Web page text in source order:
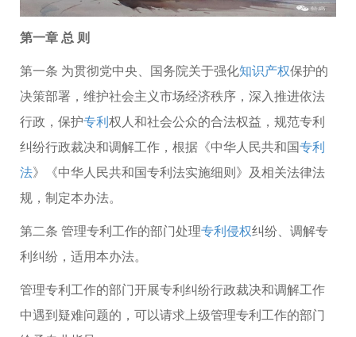
第一章 总 则
第一条 为贯彻党中央、国务院关于强化知识产权保护的
决策部署，维护社会主义市场经济秩序，深入推进依法
行政，保护专利权人和社会公众的合法权益，规范专利
纠纷行政裁决和调解工作，根据《中华人民共和国专利
法》《中华人民共和国专利法实施细则》及相关法律法
规，制定本办法。
第二条 管理专利工作的部门处理专利侵权纠纷、调解专
利纠纷，适用本办法。
管理专利工作的部门开展专利纠纷行政裁决和调解工作
中遇到疑难问题的，可以请求上级管理专利工作的部门